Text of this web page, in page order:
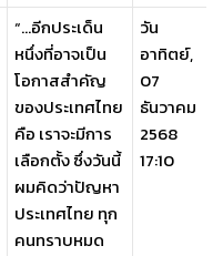
“…อีกประเด็น
หนึ่งที่อาจเป็น
โอกาสสำคัญ
ของประเทศไทย
คือ เราจะมีการ
เลือกตั้ง ซึ่งวันนี้
ผมคิดว่าปัญหา
ประเทศไทย ทุก
คนทราบหมด
วัน
อาทิตย์,
07
ธันวาคม
2568
17:10